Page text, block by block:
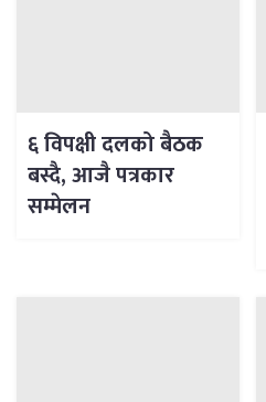
६ विपक्षी दलको बैठक
बस्दै, आजै पत्रकार
सम्मेलन